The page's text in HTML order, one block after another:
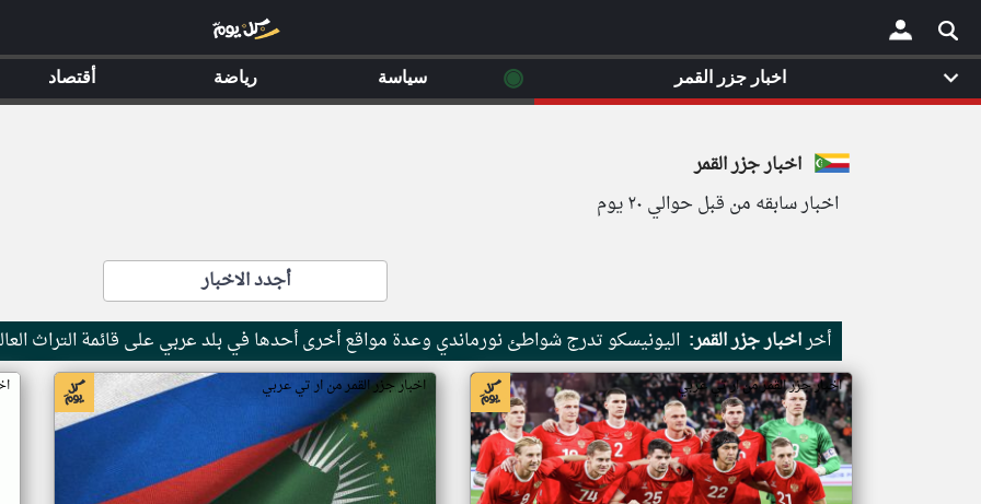
×
اخبار جزر القمر
اخبار سابقه من قبل حوالي ٢٠ يوم
أجدد الاخبار
أخراخبار جزر القمر: اليونيسكو تدرج شواطئ نورماندي وعدة مواقع أخرى أحدها في بلد عربي على قائمة التراث
اخبار جزر القمر من ار تي عربي اخبار جزر القمر من ار تي عربي
اخبار جزر القمر ◉ سياسة رياضة أقتصاد